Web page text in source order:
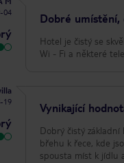
04
Dobré umístění,
Hotel je čistý se
Wi - Fi a některé
19
Vynikající
Dobrý čistý
břehu k řece, kde
spousta míst k jídlu